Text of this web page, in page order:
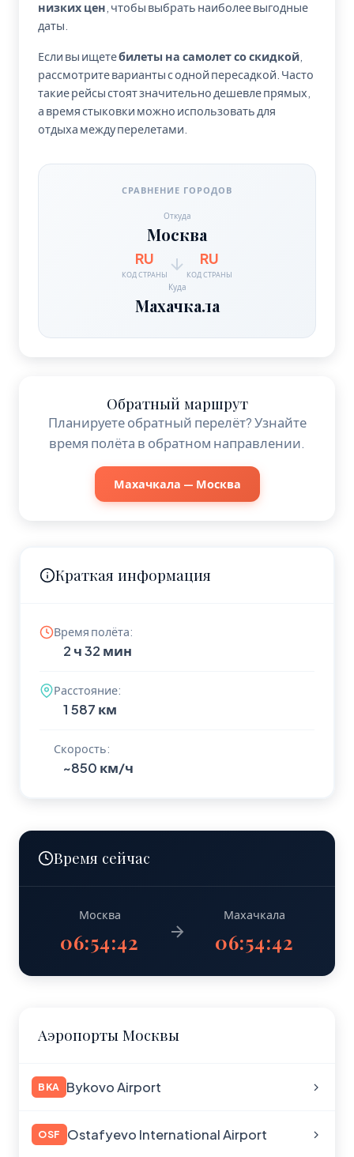
низких цен , чтобы выбрать наиболее выгодные
даты.
Если вы ищетебилеты на самолет со скидкой
рассмотрите варианты с одной пересадкой. Часто
такие рейсы стоят значительно дешевле прямых,
а время стыковки можно использовать для
отдыха между перелетами.
СРАВНЕНИЕ ГОРОДОВ
Откуда
Москва
RU
КОД СТРАНЫ
RU
КОД СТРАНЫ
Куда
Махачкала
Обратный маршрут
Планируете обратный перелёт? Узнайте
время полёта в обратном направлении.
Махачкала — Москва
Краткая информация
Время полёта:
2 ч 32 мин
Расстояние:
1 587 км
Скорость:
~850 км/ч
Время сейчас
Москва
06:54:42
Махачкала
06:54:42
Аэропорты Москвы
BKA Bykovo Airport
OSF Ostafyevo International Airport